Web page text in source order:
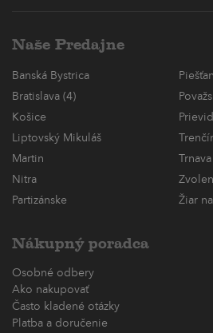
Naše Predajne
Banská Bystrica
Bratislava (4)
Košice
Liptovský Mikuláš
Martin
Trnava
Nitra
Zvolen
Partizánske
Žiar
Nákupný poradca
Osobné odbery
Ako nakupovať
Často kladené otázky
Platba a doručenie